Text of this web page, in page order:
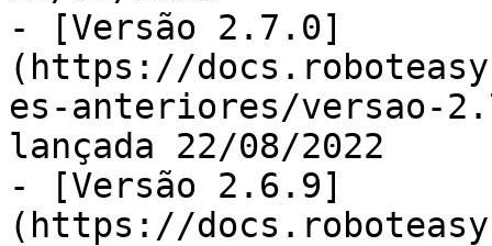
- [Versão 2.7.0]
(https://
es-anteriores/versao-
lançada 22/08/2022
- [Versão 2.6.9]
(https://